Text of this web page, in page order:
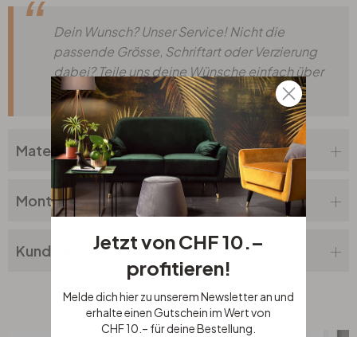
Dein Wunsch? Unser Service! Nicht die
passende Grösse, Schriftart oder Verzierung
dabei? Teile uns deine Wünsche einfach über
unserAnfrageformularmit.
Materialbeschreibung
Montageanleitung
Kundenbewertung
Top Seller
Jetzt von CHF 10.–
profitieren!
Melde dich hier zu unserem Newsletter an und
erhalte einen Gutschein im Wert von
CHF 10.– für deine Bestellung.